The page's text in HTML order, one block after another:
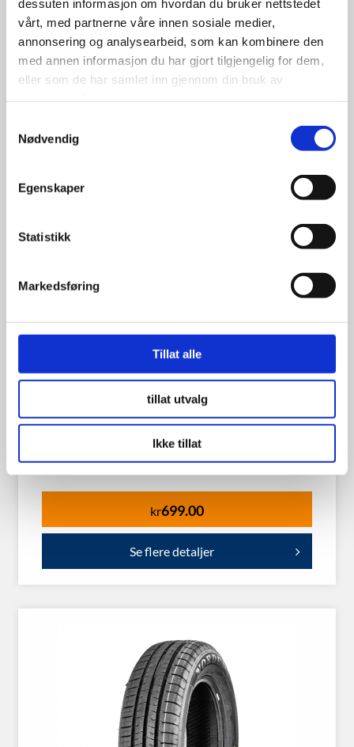
dessuten informasjon om hvordan du bruker nettstedet
vårt, med partnerne våre innen sosiale medier,
annonsering og analysearbeid, som kan kombinere den
med annen informasjon du har gjort tilgjengelig for dem,
eller som de har samlet inn gjennom din bruk av
Nødvendig
Egenskaper
Statistikk
Markedsføring
Tillat alle
tillat utvalg
Ikke tillat
kr1,247.50
Se flere detaljer
Landsail LS388 185/60R14 82H
kr699.00
Se flere detaljer